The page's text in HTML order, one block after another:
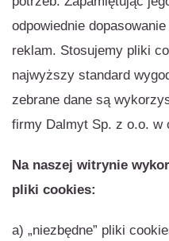
odpowiednie
reklam. Stosujemy pliki
najwyższy standard
zebrane dane są
firmy Dalmyt Sp. z o.o. w
Na naszej witrynie
pliki cookies:
a) „niezbędne” pliki